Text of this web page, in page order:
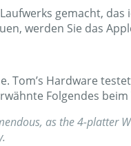
gemacht,
werden Sie das
Tom’s Hardware
Folgendes
as the 4-platter